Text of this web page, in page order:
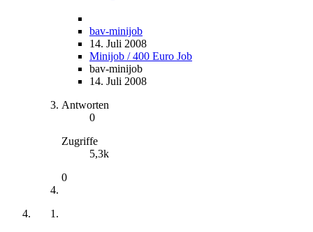
bav-minijob
14. Juli 2008
Minijob / 400 Euro Job
bav-minijob
14. Juli 2008
Antworten
0
Zugriffe
5,3k
0